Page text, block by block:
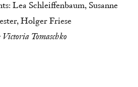
Lea Schleiffenbaum, Susanne
Holger Friese
Victoria Tomaschko